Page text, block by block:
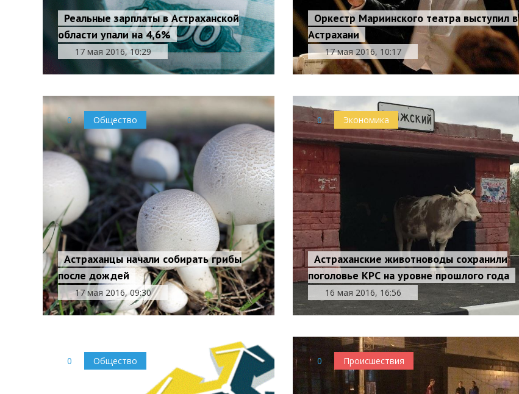
Реальные зарплаты в Астраханской
области упали на 4,6%
17 мая 2016, 10:29
Оркестр Мариинского театра выступил в
Астрахани
17 мая 2016, 10:17
0 Общество
Астраханцы начали собирать грибы
после дождей
17 мая 2016, 09:30
0 Экономика
Астраханские животноводы сохранили
поголовье КРС на уровне прошлого года
16 мая 2016, 16:56
0 Общество 0 Происшествия